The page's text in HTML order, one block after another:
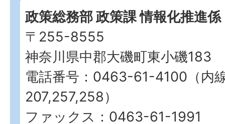
政策総務部 政策課 情報化推進係
〒255-8555
神奈川県中郡大磯町東小磯183
電話番号：0463-61-4100（内
207,257,258）
ファックス：0463-61-1991